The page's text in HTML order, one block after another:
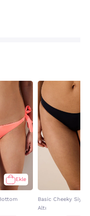
Ekle
Basic Cheeky
Altı